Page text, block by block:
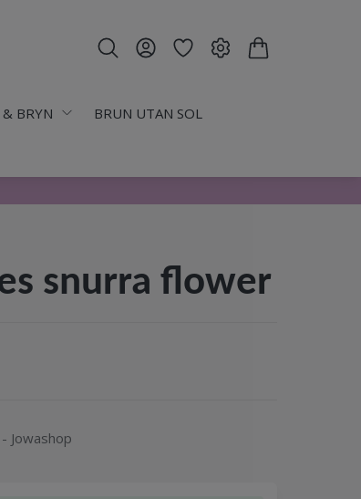
& BRYN
BRUN UTAN SOL
snurra flower
Jowashop